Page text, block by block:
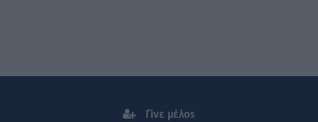
Γίνε μέλος